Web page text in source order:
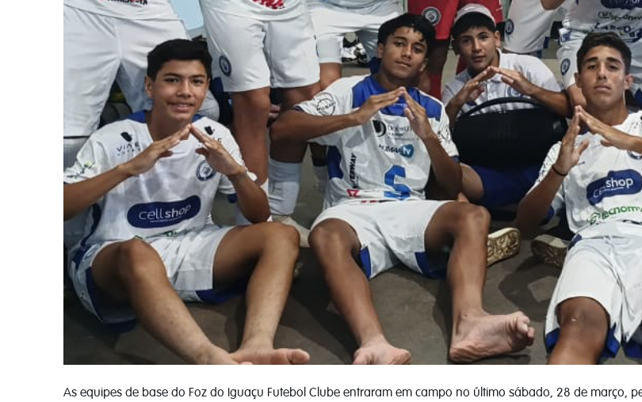
As equipes de base do Foz do Iguaçu Futebol Clube entraram em campo no último sábado, 28 de março,